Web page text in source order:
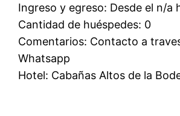
Ingreso y egreso: Desde el n/a
Cantidad de huéspedes: 0
Comentarios: Contacto a
Whatsapp
Hotel: Cabañas Altos de la